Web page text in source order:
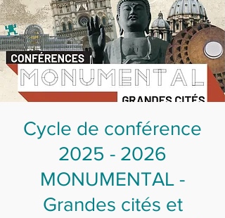
Cycle de conférence
2025 - 2026
MONUMENTAL -
Grandes cités et